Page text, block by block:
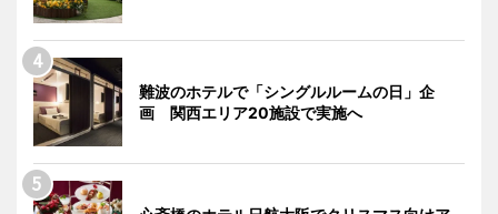
難波のホテルで「シングルルームの日」企
画 関西エリア20施設で実施へ